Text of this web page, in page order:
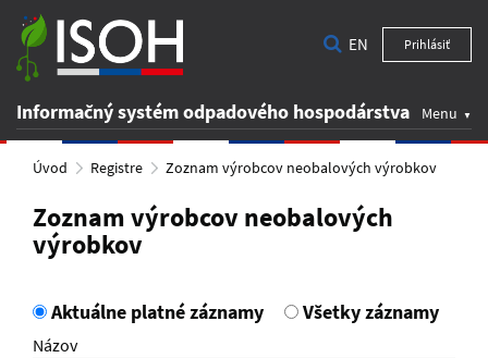
Informačný systém odpadového hospodárstva Menu
EN Prihlásiť
Úvod Registre Zoznam výrobcov neobalových výrobkov
Zoznam výrobcov neobalových
výrobkov
Aktuálne platné záznamy Všetky záznamy
Názov